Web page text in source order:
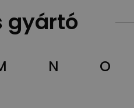
gyártó
N O